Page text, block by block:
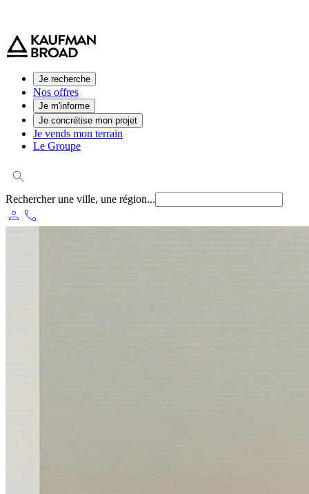
Je recherche
Nos offres
Je m'informe
Je concrétise mon projet
Je vends mon terrain
Le Groupe
Rechercher une ville, une région...
person phone